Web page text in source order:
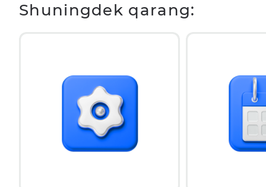
Shuningdek qarang: